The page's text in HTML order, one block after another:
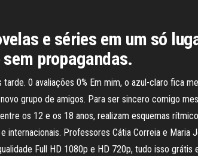
e séries em um só
propagandas.
0 avaliações 0% Em mim, o azul-claro fica
grupo de amigos. Para ser sincero comigo
os 12 e os 18 anos, realizam esquemas
Professores Cátia Correia e Maria
Full HD 1080p e HD 720p, tudo isso grátis